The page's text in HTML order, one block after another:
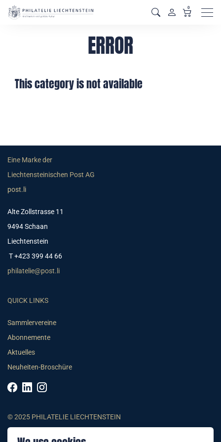
0
ERROR
This category is not available
Eine Marke der
Liechtensteinischen Post AG
post.li
Alte Zollstrasse 11
9494 Schaan
Liechtenstein
T +423 399 44 66
philatelie@post.li
QUICK LINKS
Sammlervereine
Abonnemente
Aktuelles
Neuheiten-Broschüre
© 2025 PHILATELIE LIECHTENSTEIN
AGB